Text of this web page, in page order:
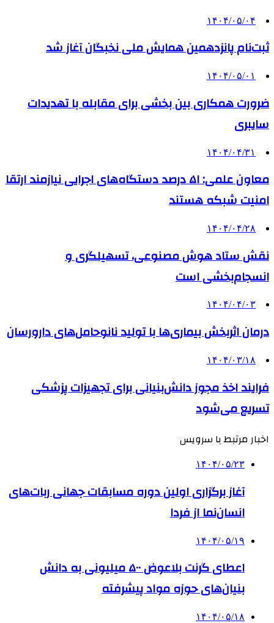
۱۴۰۴/۰۵/۰۴
ثبت‌نام پانزدهمین همایش ملی نخبگان آغاز شد
۱۴۰۴/۰۵/۰۱
ضرورت همکاری بین بخشی برای مقابله با تهدیدات
سایبری
۱۴۰۴/۰۴/۳۱
معاون علمی: ۵۱ درصد دستگاه‌های اجرایی نیازمند ارتقا
امنیت شبکه هستند
۱۴۰۴/۰۴/۲۸
نقش ستاد هوش مصنوعی، تسهیلگری و
انسجام‌بخشی است
۱۴۰۴/۰۴/۰۳
درمان اثربخش بیماری‌ها با تولید نانوحامل‌های دارورسان
۱۴۰۴/۰۳/۱۸
فرایند اخذ مجوز دانش‌بنیانی برای تجهیزات پزشکی
تسریع می‌شود
اخبار مرتبط با سرویس
۱۴۰۴/۰۵/۲۳
آغاز برگزاری اولین دوره مسابقات جهانی ربات‌های
انسان‌نما از فردا
۱۴۰۴/۰۵/۱۹
اعطای گرنت بلاعوض ۵۰۰ میلیونی به دانش
بنیان‌های حوزه مواد پیشرفته
۱۴۰۴/۰۵/۱۸